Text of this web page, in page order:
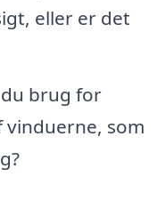
eller er det
brug for
vinduerne, som